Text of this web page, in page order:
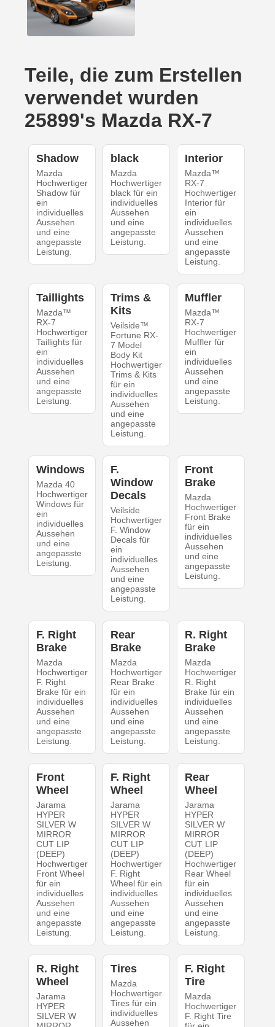
Teile, die zum Erstellen
verwendet wurden
25899's Mazda RX-7
Shadow
Mazda
Hochwertiger
Shadow für
ein
individuelles
Aussehen
und eine
angepasste
Leistung.
black
Mazda
Hochwertiger
black für ein
individuelles
Aussehen
und eine
angepasste
Leistung.
Interior
Mazda™
RX-7
Hochwertiger
Interior für
ein
individuelles
Aussehen
und eine
angepasste
Leistung.
Taillights
Mazda™
RX-7
Hochwertiger
Taillights für
ein
individuelles
Aussehen
und eine
angepasste
Leistung.
Trims &
Kits
Veilside™
Fortune RX-
7 Model
Body Kit
Hochwertiger
Trims & Kits
für ein
individuelles
Aussehen
und eine
angepasste
Leistung.
Muffler
Mazda™
RX-7
Hochwertiger
Muffler für
ein
individuelles
Aussehen
und eine
angepasste
Leistung.
Windows
Mazda 40
Hochwertiger
Windows für
ein
individuelles
Aussehen
und eine
angepasste
Leistung.
F.
Window
Decals
Veilside
Hochwertiger
F. Window
Decals für
ein
individuelles
Aussehen
und eine
angepasste
Leistung.
Front
Brake
Mazda
Hochwertiger
Front Brake
für ein
individuelles
Aussehen
und eine
angepasste
Leistung.
F. Right
Brake
Mazda
Hochwertiger
F. Right
Brake für ein
individuelles
Aussehen
und eine
angepasste
Leistung.
Rear
Brake
Mazda
Hochwertiger
Rear Brake
für ein
individuelles
Aussehen
und eine
angepasste
Leistung.
R. Right
Brake
Mazda
Hochwertiger
R. Right
Brake für ein
individuelles
Aussehen
und eine
angepasste
Leistung.
Front
Wheel
Jarama
HYPER
SILVER W
MIRROR
CUT LIP
(DEEP)
Hochwertiger
Front Wheel
für ein
individuelles
Aussehen
und eine
angepasste
Leistung.
F. Right
Wheel
Jarama
HYPER
SILVER W
MIRROR
CUT LIP
(DEEP)
Hochwertiger
F. Right
Wheel für ein
individuelles
Aussehen
und eine
angepasste
Leistung.
Rear
Wheel
Jarama
HYPER
SILVER W
MIRROR
CUT LIP
(DEEP)
Hochwertiger
Rear Wheel
für ein
individuelles
Aussehen
und eine
angepasste
Leistung.
R. Right
Wheel
Jarama
HYPER
SILVER W
Tires
Mazda
Hochwertiger
Tires für ein
individuelles
Aussehen
F. Right
Tire
Mazda
Hochwertiger
F. Right Tire